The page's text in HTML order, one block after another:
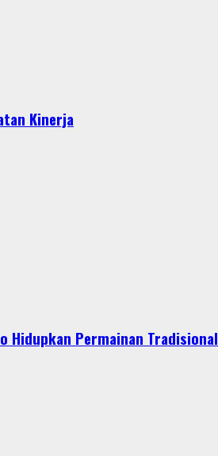
Kinerja
Hidupkan Permainan Tradisional